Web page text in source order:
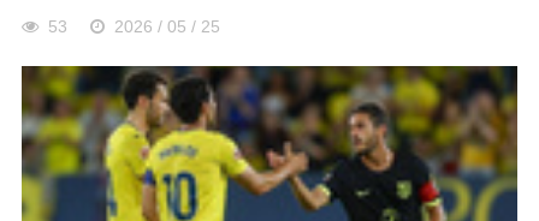
53 2026 / 05 / 25